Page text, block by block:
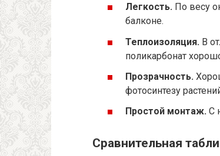
Легкость. По весу
балконе.
Теплоизоляция. В
поликарбонат
Прозрачность.
фотосинтезу
Простой монтаж. С
Сравнительная